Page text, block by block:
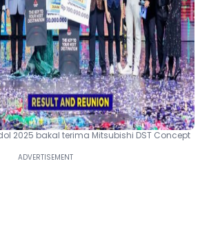
2025 bakal terima Mitsubishi DST Concept